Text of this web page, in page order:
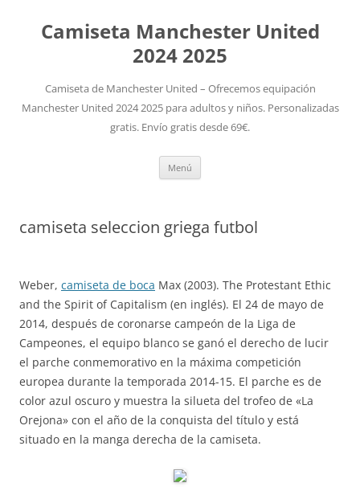
Camiseta Manchester United
2024 2025
Camiseta de Manchester United – Ofrecemos equipación
Manchester United 2024 2025 para adultos y niños. Personalizadas
gratis. Envío gratis desde 69€.
Menú
camiseta seleccion griega futbol
Weber, camiseta de boca Max (2003). The Protestant Ethic
and the Spirit of Capitalism (en inglés). El 24 de mayo de
2014, después de coronarse campeón de la Liga de
Campeones, el equipo blanco se ganó el derecho de lucir
el parche conmemorativo en la máxima competición
europea durante la temporada 2014-15. El parche es de
color azul oscuro y muestra la silueta del trofeo de «La
Orejona» con el año de la conquista del título y está
situado en la manga derecha de la camiseta.